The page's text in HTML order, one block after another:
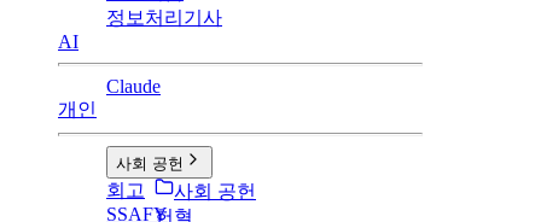
정보처리기사
AI
Claude
개인
사회 공헌
사회 공헌
헌혈
회고
SSAFY